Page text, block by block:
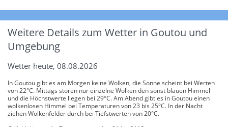
Weitere Details zum Wetter in Goutou und
Umgebung
Wetter heute, 08.08.2026
In Goutou gibt es am Morgen keine Wolken, die Sonne scheint bei Werten
von 22°C. Mittags stören nur einzelne Wolken den sonst blauen Himmel
und die Höchstwerte liegen bei 29°C. Am Abend gibt es in Goutou einen
wolkenlosen Himmel bei Temperaturen von 23 bis 25°C. In der Nacht
ziehen Wolkenfelder durch bei Tiefstwerten von 20°C.